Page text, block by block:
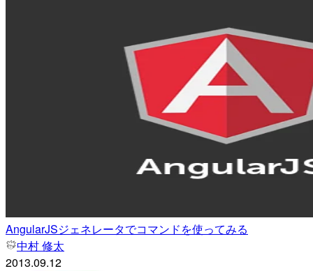
AngularJSジェネレータでコマンドを使ってみる
中村 修太
2013.09.12